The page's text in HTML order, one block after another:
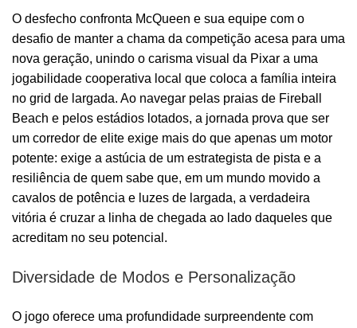
O desfecho confronta McQueen e sua equipe com o
desafio de manter a chama da competição acesa para uma
nova geração, unindo o carisma visual da Pixar a uma
jogabilidade cooperativa local que coloca a família inteira
no grid de largada. Ao navegar pelas praias de Fireball
Beach e pelos estádios lotados, a jornada prova que ser
um corredor de elite exige mais do que apenas um motor
potente: exige a astúcia de um estrategista de pista e a
resiliência de quem sabe que, em um mundo movido a
cavalos de potência e luzes de largada, a verdadeira
vitória é cruzar a linha de chegada ao lado daqueles que
acreditam no seu potencial.
Diversidade de Modos e Personalização
O jogo oferece uma profundidade surpreendente com